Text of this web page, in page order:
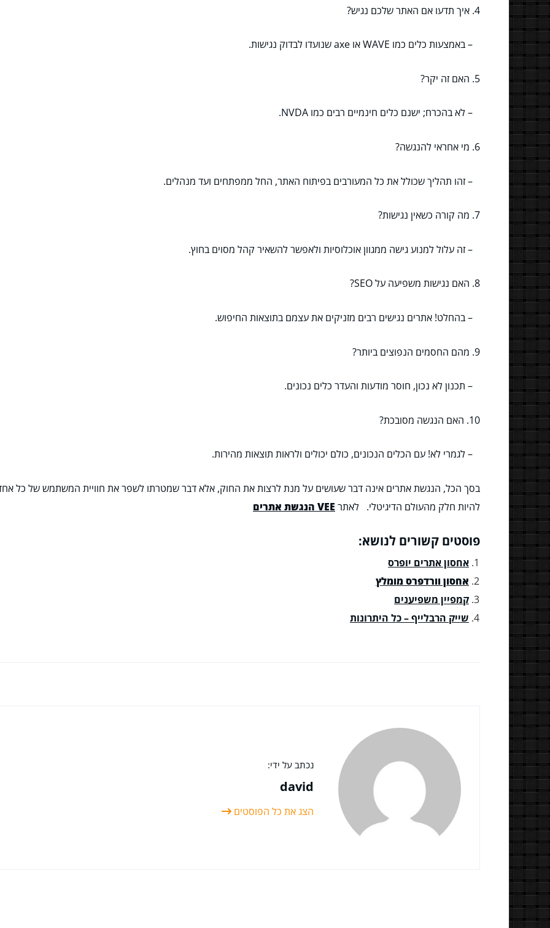
4. איך תדעו אם האתר שלכם נגיש?
– באמצעות כלים כמו WAVE או axe שנועדו לבדוק נגישות.
5. האם זה יקר?
– לא בהכרח; ישנם כלים חינמיים רבים כמו NVDA.
6. מי אחראי להנגשה?
– זהו תהליך שכולל את כל המעורבים בפיתוח האתר, החל ממפתחים ועד מנהלים.
7. מה קורה כשאין נגישות?
– זה עלול למנוע גישה ממגוון אוכלוסיות ולאפשר להשאיר קהל מסוים בחוץ.
8. האם נגישות משפיעה על SEO?
– בהחלט! אתרים נגישים רבים מזניקים את עצמם בתוצאות החיפוש.
9. מהם החסמים הנפוצים ביותר?
– תכנון לא נכון, חוסר מודעות והעדר כלים נכונים.
10. האם הנגשה מסובכת?
– לגמרי לא! עם הכלים הנכונים, כולם יכולים ולראות תוצאות מהירות.
בסך הכל, הנגשת אתרים אינה דבר שעושים על מנת לרצות את החוק, אלא דבר שמטרתו לשפר את חוויית המשתמש של כל אחד
להיות חלק מהעולם הדיגיטלי. לאתר VEE הנגשת אתרים
פוסטים קשורים לנושא:
אחסון אתרים יופרס
אחסון וורדפרס מומלץ
קמפיין משפיענים
שייק הרבלייף – כל היתרונות
נכתב על ידי:
david
הצג את כל הפוסטים